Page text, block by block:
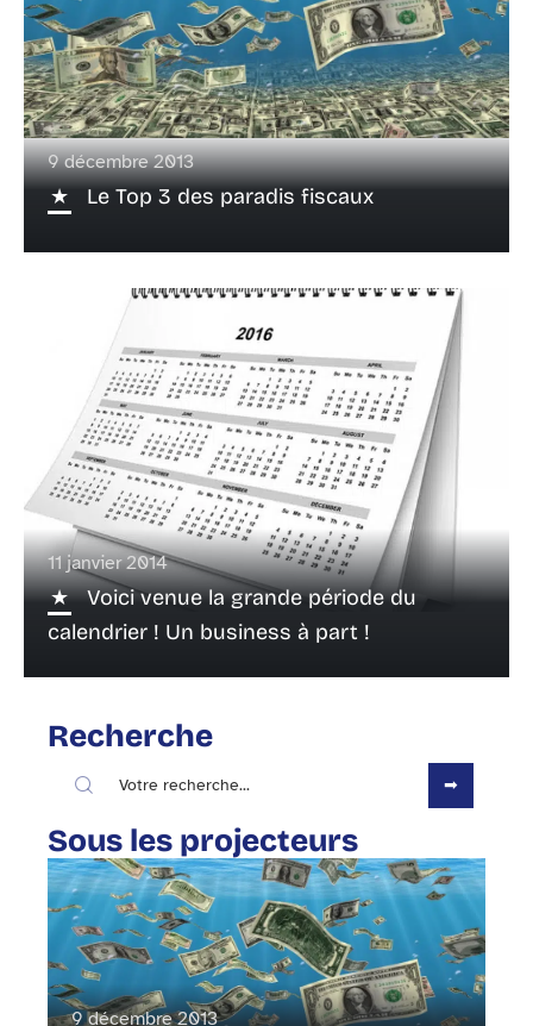
9 décembre 2013
Le Top 3 des paradis fiscaux
11 janvier 2014
Voici venue la grande période du
calendrier ! Un business à part !
Recherche
Sous les projecteurs
9 décembre 2013